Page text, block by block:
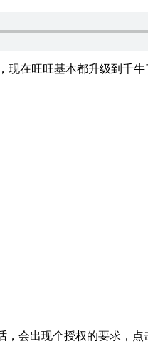
现在旺旺基本都升级到千
会出现个授权的要求，点